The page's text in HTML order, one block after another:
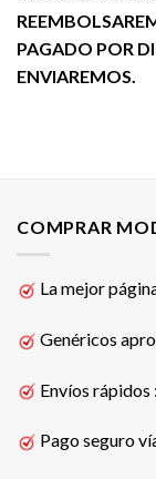
PAGADO POR
ENVIAREMOS.
COMPRAR
La mejor
Genéricos
Envíos rápidos
Pago seguro